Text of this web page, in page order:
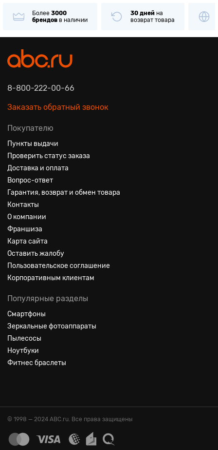
Более 3000
брендов в наличии
30 дней на
возврат товара
8-800-222-00-66
Заказать обратный звонок
Покупателю
Пункты выдачи
Проверить статус заказа
Доставка и оплата
Вопрос-ответ
Гарантия, возврат и обмен товара
Контакты
О компании
Франшиза
Карта сайта
Оставить жалобу
Пользовательское соглашение
Корпоративным клиентам
Популярные разделы
Смартфоны
Зеркальные фотоаппараты
Пылесосы
Ноутбуки
Фитнес браслеты
© 1998 — 2024 ABC.ru. Все права защищены